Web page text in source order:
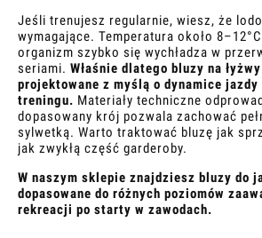
Jeśli trenujesz regularnie, wiesz, że
wymagające. Temperatura około
organizm szybko się wychładza w
seriami. Właśnie dlatego bluzy na
projektowane z myślą o dynamice
treningu. Materiały techniczne
dopasowany krój pozwala zachować
sylwetką. Warto traktować bluzę jak
jak zwykłą część garderoby.
W naszym sklepie znajdziesz bluzy do
dopasowane do różnych poziomów
rekreacji po starty w zawodach.